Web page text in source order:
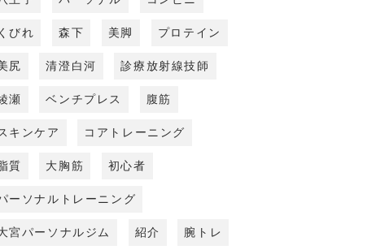
くびれ 森下 美脚 プロテイン
尻 清澄白河 診療放射線技師
瀬 ベンチプレス 腹筋
キンケア コアトレーニング
質 大胸筋 初心者
ーソナルトレーニング
宮パーソナルジム 紹介 腕トレ